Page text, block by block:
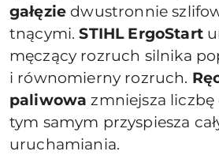
gałęzie dwustronnie
tnącymi.STIHL ErgoStart
męczący rozruch silnika
i równomierny rozruch.
paliwowa zmniejsza
tym samym przyspiesza
uruchamiania.